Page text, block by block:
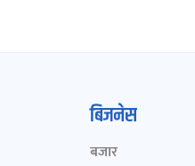
बिजनेस
बजार